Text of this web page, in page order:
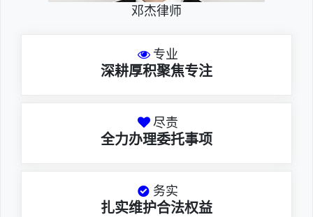
邓杰律师
专业
深耕厚积聚焦专注
尽责
全力办理委托事项
务实
扎实维护合法权益